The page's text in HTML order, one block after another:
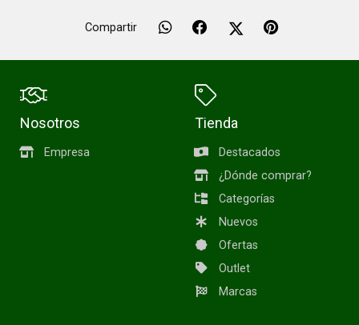
Compartir
Nosotros
Empresa
Tienda
Destacados
¿Dónde comprar?
Categorías
Nuevos
Ofertas
Outlet
Marcas